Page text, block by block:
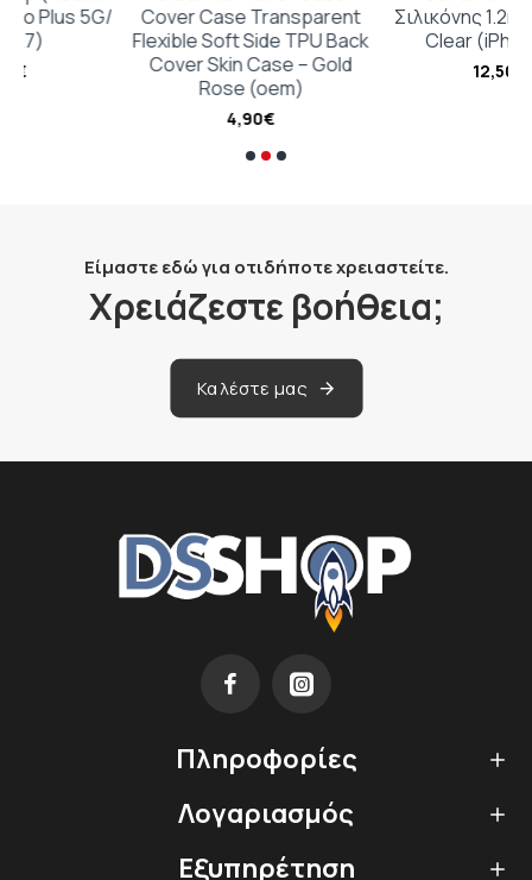
Cover Case Transparent
Flexible Soft Side TPU Back
Cover Skin Case – Gold
Rose (oem)
Σιλικόνης 1.2mm Crystal
Clear (iPhone 17)
Είμαστε εδώ για οτιδήποτε χρειαστείτε.
Χρειάζεστε βοήθεια;
Καλέστε μας
Πληροφορίες
Λογαριασμός
Εξυπηρέτηση